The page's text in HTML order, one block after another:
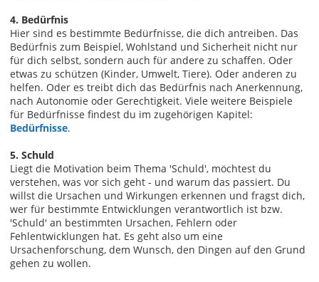
4. Bedürfnis
Hier sind es bestimmte Bedürfnisse, die dich antreiben. Das
Bedürfnis zum Beispiel, Wohlstand und Sicherheit nicht nur
für dich selbst, sondern auch für andere zu schaffen. Oder
etwas zu schützen (Kinder, Umwelt, Tiere). Oder anderen zu
helfen. Oder es treibt dich das Bedürfnis nach Anerkennung,
nach Autonomie oder Gerechtigkeit. Viele weitere Beispiele
für Bedürfnisse findest du im zugehörigen Kapitel:
Bedürfnisse.
5. Schuld
Liegt die Motivation beim Thema 'Schuld', möchtest du
verstehen, was vor sich geht - und warum das passiert. Du
willst die Ursachen und Wirkungen erkennen und fragst dich,
wer für bestimmte Entwicklungen verantwortlich ist bzw.
'Schuld' an bestimmten Ursachen, Fehlern oder
Fehlentwicklungen hat. Es geht also um eine
Ursachenforschung, dem Wunsch, den Dingen auf den Grund
gehen zu wollen.